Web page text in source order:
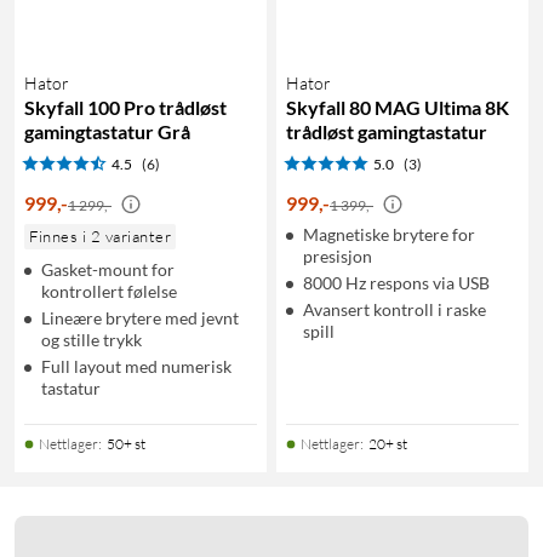
Hator
Skyfall 100 Pro trådløst
gamingtastatur Grå
4.5 (6)
999,-1 299,-
Finnes i 2 varianter
Gasket-mount for
kontrollert følelse
Lineære brytere med jevnt
og stille trykk
Full layout med numerisk
tastatur
Nettlager: 50+ st
Hator
Skyfall 80 MAG Ultima 8K
trådløst gamingtastatur
5.0 (3)
999,-1 399,-
Magnetiske brytere for
presisjon
8000 Hz respons via USB
Avansert kontroll i raske
spill
Nettlager: 20+ st